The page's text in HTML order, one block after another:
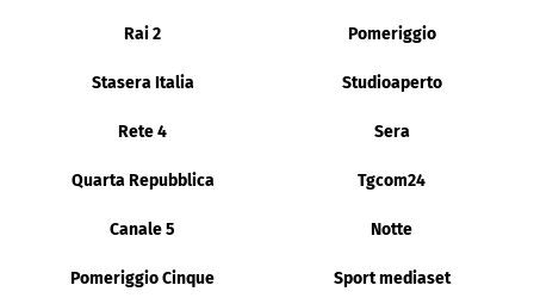
Rai 2 Pomeriggio
Stasera Italia Studioaperto
Rete 4 Sera
Quarta Repubblica Tgcom24
Canale 5 Notte
Pomeriggio Cinque Sport mediaset